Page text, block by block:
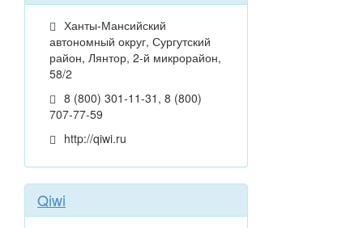
Ханты-Мансийский
автономный округ, Сургутский
район, Лянтор, 2-й микрорайон,
58/2
8 (800) 301-11-31, 8 (800)
707-77-59
http://qiwi.ru
Qiwi